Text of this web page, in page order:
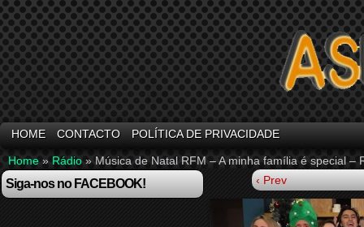
HOME CONTACTO POLÍTICA DE PRIVACIDADE
Home » Rádio » Música de Natal RFM – A minha família é special –
Siga-nos no FACEBOOK! ‹ Prev